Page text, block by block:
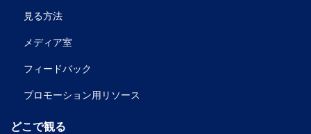
見る方法
メディア室
フィードバック
プロモーション用リソース
どこで観る